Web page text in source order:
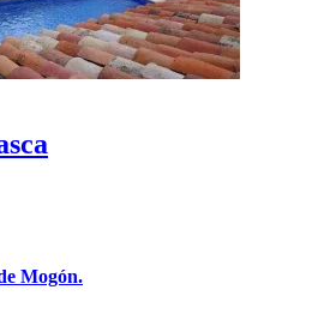
Mogón.